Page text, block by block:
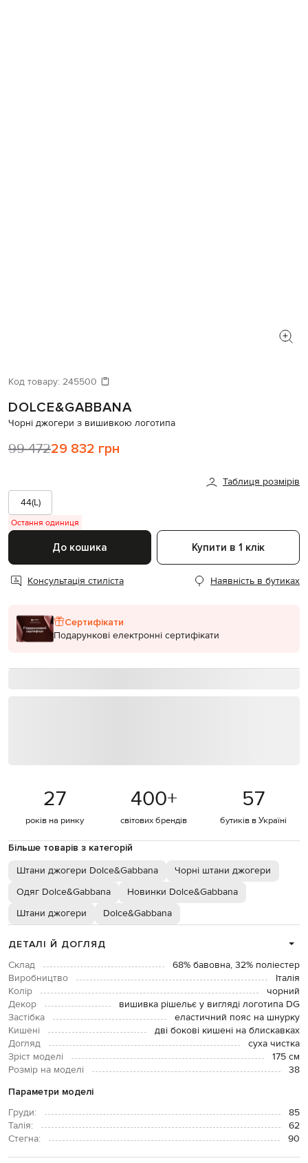
Код товару: 245500
DOLCE&GABBANA
Чорні джогери з вишивкою логотипа
99 47229 832 грн
Таблиця розмірів
44(L)
Остання одиниця
До кошика Купити в 1 клік
Консультація стиліста Наявність в бутиках
Сертифікати
Подарункові електронні сертифікати
27
років на ринку
400+
світових брендів
57
бутиків в Україні
Більше товарів з категорій
Штани джогери Dolce&Gabbana
Чорні штани джогери
Одяг Dolce&Gabbana
Новинки Dolce&Gabbana
Штани джогери
Dolce&Gabbana
ДЕТАЛІ Й ДОГЛЯД
Склад
68% бавовна, 32% поліестер
Виробництво
Італія
Колір
чорний
Декор
вишивка рішельє у вигляді логотипа DG
Застібка
еластичний пояс на шнурку
Кишені
дві бокові кишені на блискавках
Догляд
суха чистка
Зріст моделі
175 см
Розмір на моделі
38
Параметри моделі
Груди:
85
Талія:
62
Стегна:
90